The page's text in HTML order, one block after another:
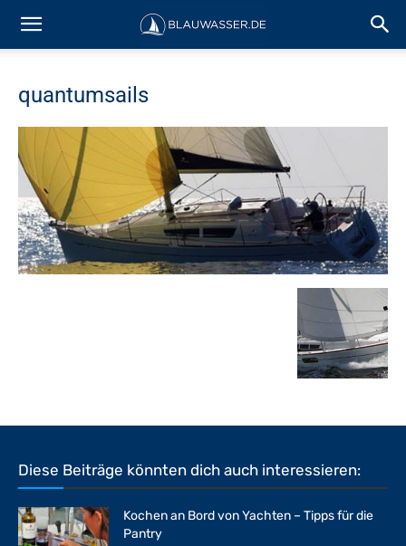
quantumsails
Diese Beiträge könnten dich auch interessieren:
Kochen an Bord von Yachten – Tipps für die
Pantry